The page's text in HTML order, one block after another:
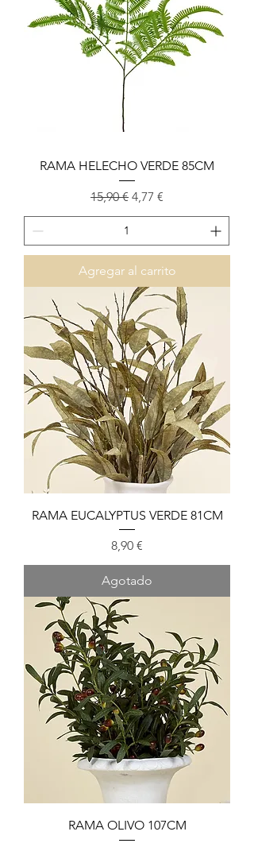
RAMA HELECHO VERDE 85CM
Precio
15,90 € Precio de oferta
4,77 €
Agregar al carrito
RAMA EUCALYPTUS VERDE 81CM
Precio
8,90 €
Agotado
RAMA OLIVO 107CM